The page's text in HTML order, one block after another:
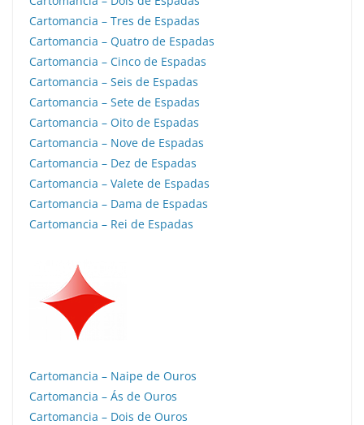
Cartomancia – Tres de Espadas
Cartomancia – Quatro de Espadas
Cartomancia – Cinco de Espadas
Cartomancia – Seis de Espadas
Cartomancia – Sete de Espadas
Cartomancia – Oito de Espadas
Cartomancia – Nove de Espadas
Cartomancia – Dez de Espadas
Cartomancia – Valete de Espadas
Cartomancia – Dama de Espadas
Cartomancia – Rei de Espadas
Cartomancia – Naipe de Ouros
Cartomancia – Ás de Ouros
Cartomancia – Dois de Ouros